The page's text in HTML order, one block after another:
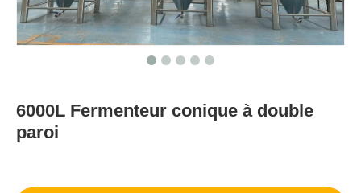
6000L Fermenteur conique à double
paroi